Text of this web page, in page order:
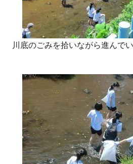
川底のごみを拾いながら進んで